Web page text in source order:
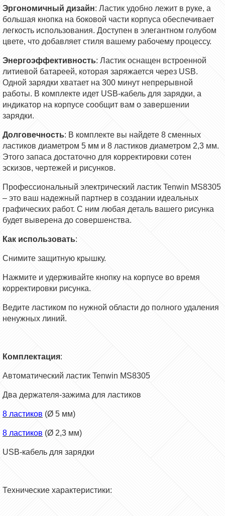
Эргономичный дизайн: Ластик удобно лежит в руке, а
большая кнопка на боковой части корпуса обеспечивает
легкость использования. Доступен в элегантном голубом
цвете, что добавляет стиля вашему рабочему процессу.
Энергоэффективность: Ластик оснащен встроенной
литиевой батареей, которая заряжается через USB.
Одной зарядки хватает на 300 минут непрерывной
работы. В комплекте идет USB-кабель для зарядки, а
индикатор на корпусе сообщит вам о завершении
зарядки.
Долговечность: В комплекте вы найдете 8 сменных
ластиков диаметром 5 мм и 8 ластиков диаметром 2,3 мм.
Этого запаса достаточно для корректировки сотен
эскизов, чертежей и рисунков.
Профессиональный электрический ластик Tenwin MS8305
– это ваш надежный партнер в создании идеальных
графических работ. С ним любая деталь вашего рисунка
будет выверена до совершенства.
Как использовать:
Снимите защитную крышку.
Нажмите и удерживайте кнопку на корпусе во время
корректировки рисунка.
Ведите ластиком по нужной области до полного удаления
ненужных линий.
Комплектация:
Автоматический ластик Tenwin MS8305
Два держателя-зажима для ластиков
8 ластиков (Ø 5 мм)
8 ластиков (Ø 2,3 мм)
USB-кабель для зарядки
Технические характеристики: